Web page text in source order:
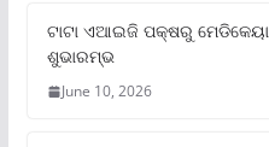
ଟାଟା ଏଆଇଜି ପକ୍ଷରୁ
ଶୁଭାରମ୍ଭ
June 10, 2026